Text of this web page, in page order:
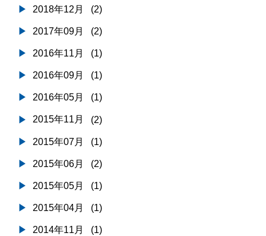
2018年12月 (2)
2017年09月 (2)
2016年11月 (1)
2016年09月 (1)
2016年05月 (1)
2015年11月 (2)
2015年07月 (1)
2015年06月 (2)
2015年05月 (1)
2015年04月 (1)
2014年11月 (1)